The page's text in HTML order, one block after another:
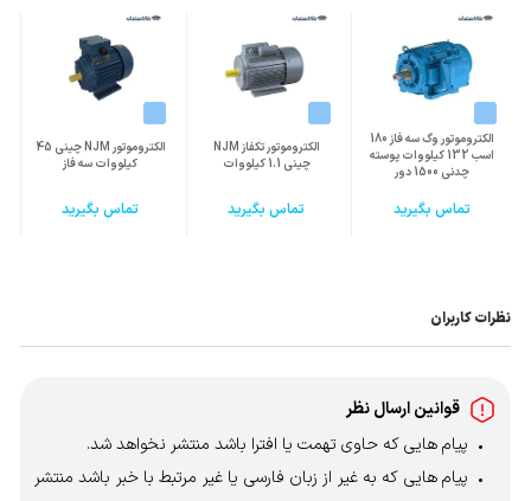
الکتروموتور وگ سه فاز 180
اسب 132 کیلووات پوسته
چدنی 1500 دور
تماس بگیرید
الکتروموتور تکفاز NJM
چینی 1.1 کیلووات
تماس بگیرید
الکتروموتور NJM چینی 45
کیلووات سه فاز
تماس بگیرید
نظرات کاربران
قوانین ارسال نظر
پیام هایی که حاوی تهمت یا افترا باشد منتشر نخواهد شد.
پیام هایی که به غیر از زبان فارسی یا غیر مرتبط با خبر باشد منتشر